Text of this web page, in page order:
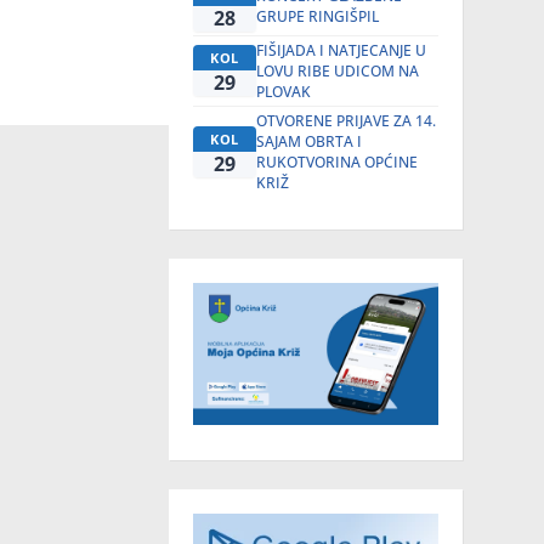
28
GRUPE RINGIŠPIL
KOL
29
FIŠIJADA I NATJECANJE U
LOVU RIBE UDICOM NA
PLOVAK
KOL
29
OTVORENE PRIJAVE ZA 14.
SAJAM OBRTA I
RUKOTVORINA OPĆINE
KRIŽ